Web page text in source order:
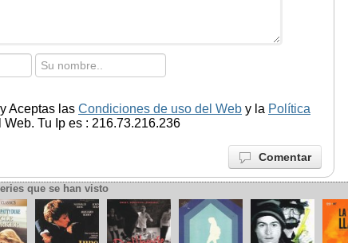
Aceptas las Condiciones de uso del Web y la Política
Web. Tu Ip es : 216.73.216.236
Comentar
que se han visto